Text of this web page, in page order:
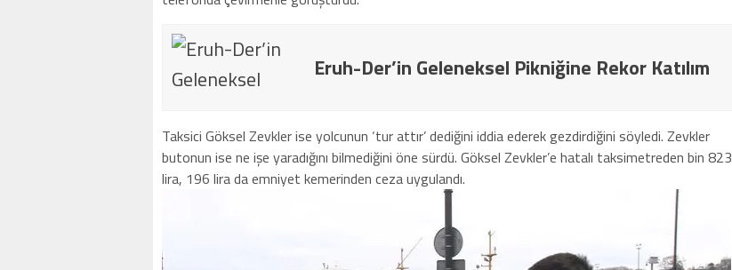
Eruh-Der’in Geleneksel Pikniğine Rekor Katılım
Taksici Göksel Zevkler ise yolcunun ‘tur attır’ dediğini iddia ederek gezdirdiğini söyledi. Zevkler
butonun ise ne işe yaradığını bilmediğini öne sürdü. Göksel Zevkler’e hatalı taksimetreden bin 823
lira, 196 lira da emniyet kemerinden ceza uygulandı.